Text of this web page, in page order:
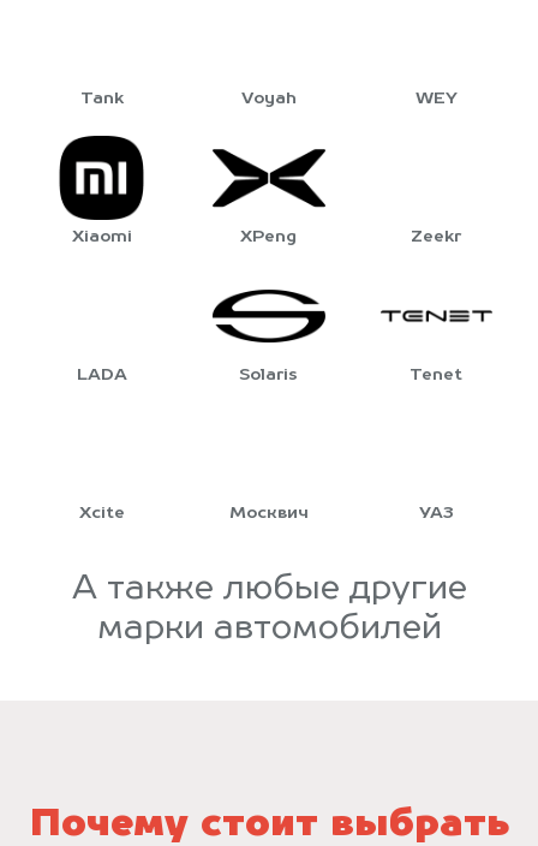
Tank Voyah WEY
Xiaomi XPeng Zeekr
LADA Solaris Tenet
Xcite Москвич УАЗ
А также любые другие
марки автомобилей
Почему стоит выбрать